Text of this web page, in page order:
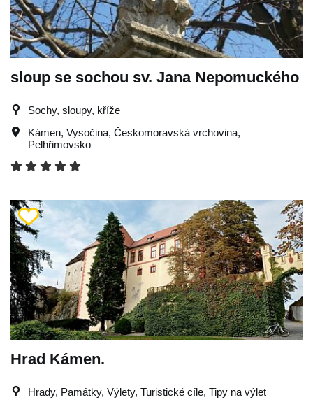
sloup se sochou sv. Jana Nepomuckého
Sochy, sloupy, kříže
Kámen, Vysočina, Českomoravská vrchovina,
Pelhřimovsko
Hrad Kámen.
Hrady, Památky, Výlety, Turistické cíle, Tipy na výlet